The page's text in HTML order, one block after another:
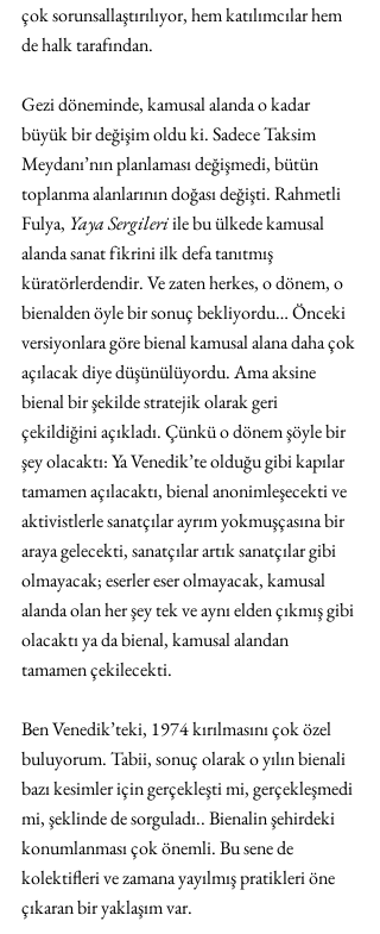
çok sorunsallaştırılıyor, hem katılımcılar hem
de halk tarafından.
Gezi döneminde, kamusal alanda o kadar
büyük bir değişim oldu ki. Sadece Taksim
Meydanı’nın planlaması değişmedi, bütün
toplanma alanlarının doğası değişti. Rahmetli
Fulya, Yaya Sergileri ile bu ülkede kamusal
alanda sanat fikrini ilk defa tanıtmış
küratörlerdendir. Ve zaten herkes, o dönem, o
bienalden öyle bir sonuç bekliyordu… Önceki
versiyonlara göre bienal kamusal alana daha çok
açılacak diye düşünülüyordu. Ama aksine
bienal bir şekilde stratejik olarak geri
çekildiğini açıkladı. Çünkü o dönem şöyle bir
şey olacaktı: Ya Venedik’te olduğu gibi kapılar
tamamen açılacaktı, bienal anonimleşecekti ve
aktivistlerle sanatçılar ayrım yokmuşçasına bir
araya gelecekti, sanatçılar artık sanatçılar gibi
olmayacak; eserler eser olmayacak, kamusal
alanda olan her şey tek ve aynı elden çıkmış gibi
olacaktı ya da bienal, kamusal alandan
tamamen çekilecekti.
Ben Venedik’teki, 1974 kırılmasını çok özel
buluyorum. Tabii, sonuç olarak o yılın bienali
bazı kesimler için gerçekleşti mi, gerçekleşmedi
mi, şeklinde de sorguladı.. Bienalin şehirdeki
konumlanması çok önemli. Bu sene de
kolektifleri ve zamana yayılmış pratikleri öne
çıkaran bir yaklaşım var.